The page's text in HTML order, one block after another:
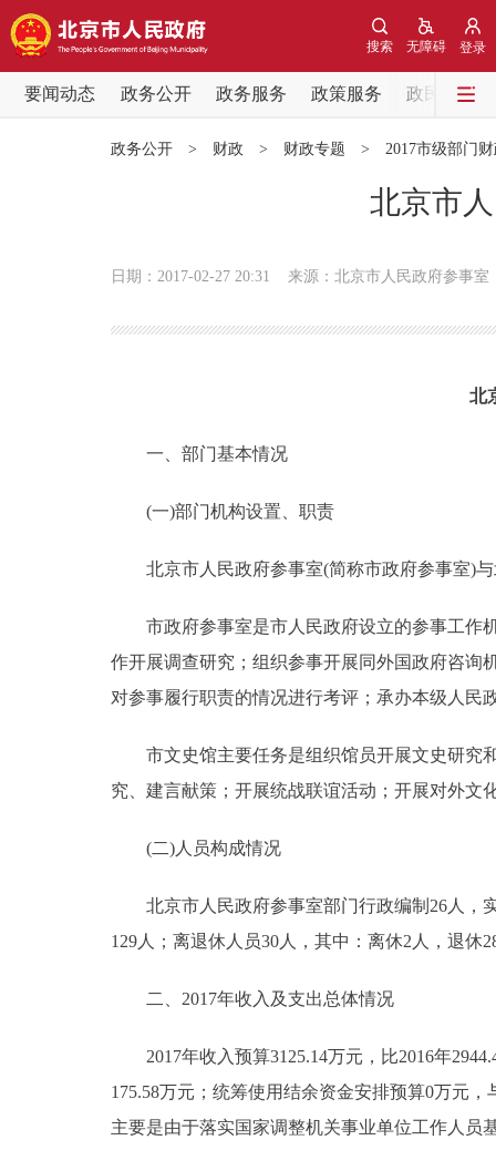
登录
无障碍
搜索
要闻动态 政务公开 政务服务 政策服务
政民互动
个人服务
中介服务
政民互动
12345网上接诉即办
北京概况
政务公开 > 财政 > 财政专题 > 2017市级部门
北京市
日期：2017-02-27 20:31 来源：北京市人民政府参事室
北
一、部门基本情况
(一)部门机构设置、职责
北京市人民政府参事室(简称市政府参事室)与
市政府参事室是市人民政府设立的参事工作机
作开展调查研究；组织参事开展同外国政府咨询
对参事履行职责的情况进行考评；承办本级人民
市文史馆主要任务是组织馆员开展文史研究和
究、建言献策；开展统战联谊活动；开展对外文
(二)人员构成情况
北京市人民政府参事室部门行政编制26人，实
129人；离退休人员30人，其中：离休2人，退休
二、2017年收入及支出总体情况
2017年收入预算3125.14万元，比2016年
175.58万元；统筹使用结余资金安排预算0万元
主要是由于落实国家调整机关事业单位工作人员